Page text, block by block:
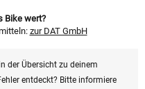
Bike wert?
zur DAT GmbH
der Übersicht zu deinem
entdeckt? Bitte informiere